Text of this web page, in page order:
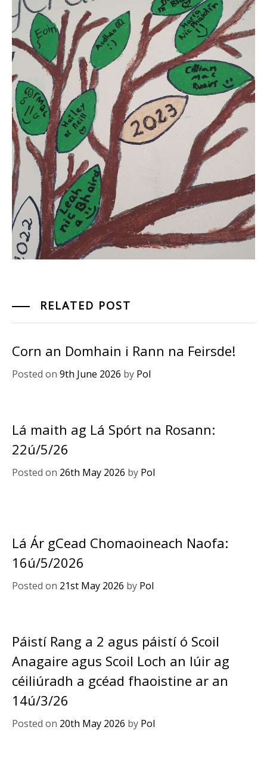
RELATED POST
Corn an Domhain i Rann na Feirsde!
Posted on 9th June 2026 by Pol
Lá maith ag Lá Spórt na Rosann:
22ú/5/26
Posted on 26th May 2026 by Pol
Lá Ár gCead Chomaoineach Naofa:
16ú/5/2026
Posted on 21st May 2026 by Pol
Páistí Rang a 2 agus páistí ó Scoil
Anagaire agus Scoil Loch an Iúir ag
céiliúradh a gcéad fhaoistine ar an
14ú/3/26
Posted on 20th May 2026 by Pol